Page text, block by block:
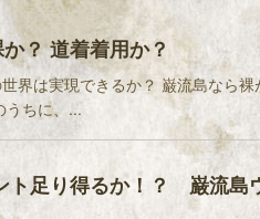
？ 道着着用か？
は実現できるか？ 巌流島なら裸
うちに、...
ト足り得るか！？ 巌流島